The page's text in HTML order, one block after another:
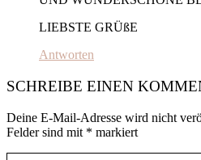
LIEBSTE GRÜßE
Antworten
SCHREIBE EINEN
Deine E-Mail-Adresse wird nicht
Felder sind mit * markiert